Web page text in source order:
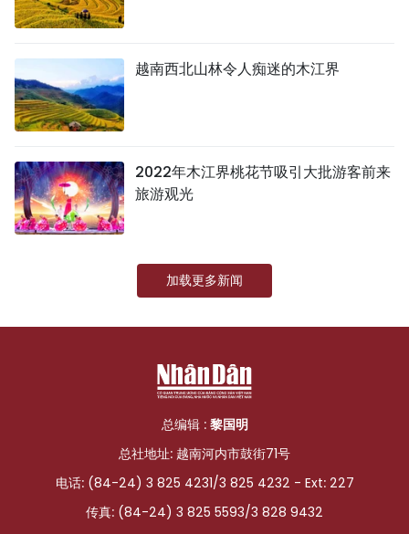
越南西北山林令人痴迷的木江界
2022年木江界桃花节吸引大批游客前来
旅游观光
加载更多新闻
总编辑 : 黎国明
总社地址: 越南河内市鼓街71号
电话: (84-24) 3 825 4231/3 825 4232 - Ext: 227
传真: (84-24) 3 825 5593/3 828 9432